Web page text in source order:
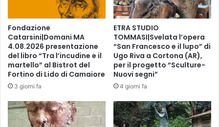
i
a
i
b
m
b
n
i
c
a
r
i
e
r
d
i
Fondazione
Catarsini|Domani MA
4.08.2026 presentazione
del libro “Tra l’incudine e il
martello” al Bistrot del
Fortino di Lido di Camaiore
3 giorni fa
ETRA STUDIO
TOMMASI|Svelata l’opera
“San Francesco e il lupo” di
Ugo Riva a Cortona (AR),
per il progetto “Sculture-
Nuovi segni”
4 giorni fa